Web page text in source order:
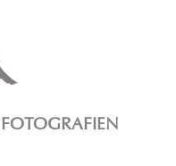
FOTOGRAFIEN